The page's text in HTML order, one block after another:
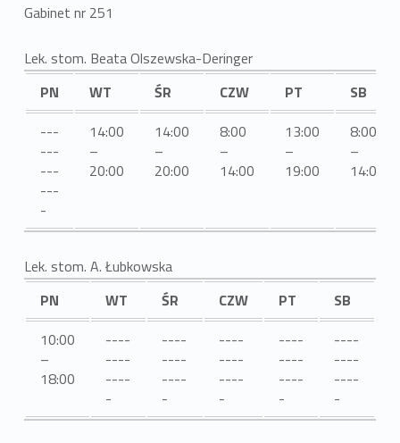
Gabinet nr 251
Lek. stom. Beata Olszewska-Deringer
PN
WT ŚR CZW PT
SB
---
---
---
---
-
14:00
–
20:00
14:00
–
20:00
8:00
–
14:00
13:00
–
19:00
8:00
–
14:00
Lek. stom. A. Łubkowska
PN
WT ŚR CZW PT
SB
10:00
–
18:00
----
----
----
-
----
----
----
-
----
----
----
-
----
----
----
-
----
----
----
-